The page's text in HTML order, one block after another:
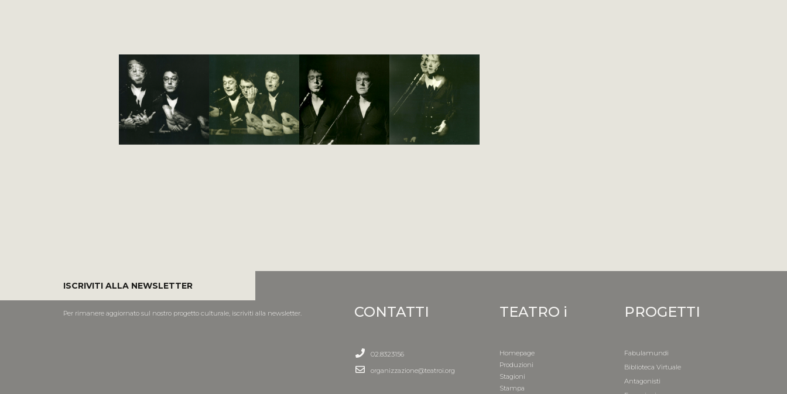
ISCRIVITI ALLA NEWSLETTER
Per rimanere aggiornato sul nostro progetto culturale, iscriviti alla newsletter. CONTATTI
02.8323156
organizzazione@teatroi.org
TEATRO i
Homepage
Produzioni
Stagioni
Stampa
PROGETTI
Fabulamundi
Biblioteca Virtuale
Antagonisti